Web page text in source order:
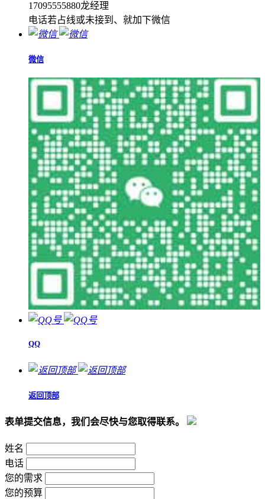
17095555880龙经理
电话若占线或未接到、就加下微信
微信
QQ
返回顶部
表单提交信息，我们会尽快与您取得联系。
姓名
电话
您的需求
您的预算